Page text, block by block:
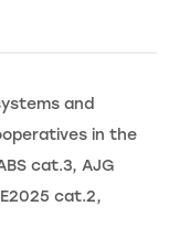
and
in the
cat.3, AJG
cat.2,